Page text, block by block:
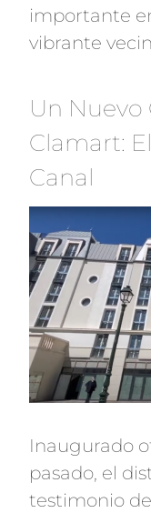
importante
vibrante
Un Nuevo
Clamart:
Canal
Inaugurado
pasado, el
testimonio